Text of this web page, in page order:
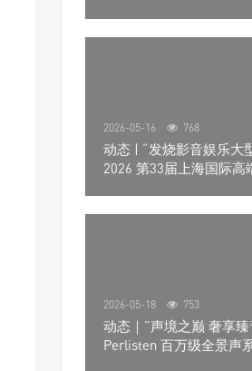
2026-05-16 768
动态 | “发烧影音娱乐大
2026 第33届上海国际高
2026-05-18 753
动态｜”声境之巅 奢享
Perlisten 百万级全景声